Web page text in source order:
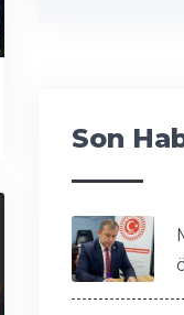
Son